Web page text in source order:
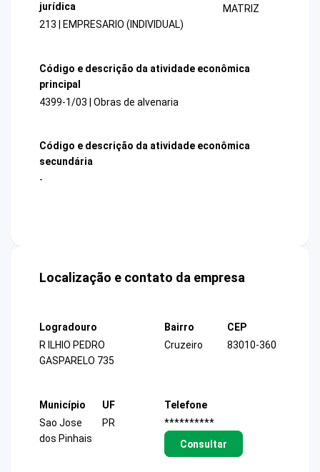
jurídica
213 | EMPRESARIO (INDIVIDUAL)
MATRIZ
Código e descrição da atividade econômica
principal
4399-1/03 | Obras de alvenaria
Código e descrição da atividade econômica
secundária
-
Localização e contato da empresa
Logradouro
R ILHIO PEDRO
GASPARELO 735
Bairro
Cruzeiro
CEP
83010-360
Município
Sao Jose
dos Pinhais
UF
PR
Telefone
**********
Consultar